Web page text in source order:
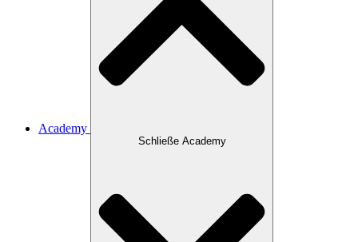
Academy
Schließe Academy